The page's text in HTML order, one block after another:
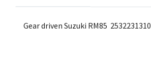
Gear driven Suzuki RM85 2532231310